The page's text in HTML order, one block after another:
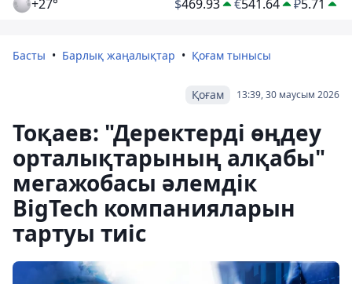
+27° $469.93 €541.64 ₽5.71
Басты Барлық жаңалықтар Қоғам тынысы
13:39, 30 маусым 2026
Қоғам
Тоқаев: "Деректерді өңдеу
орталықтарының алқабы"
мегажобасы әлемдік
BigTech компанияларын
тартуы тиіс